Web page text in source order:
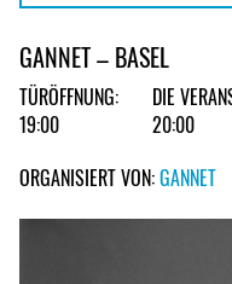
GANNET – BASEL
TÜRÖFFNUNG:
19:00
DIE
20:00
ORGANISIERT VON:GANNET